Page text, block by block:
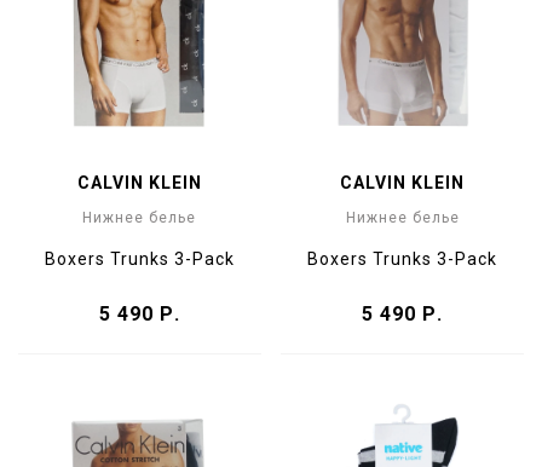
CALVIN KLEIN
Нижнее белье
Boxers Trunks 3-Pack
5 490 Р.
CALVIN KLEIN
Нижнее белье
Boxers Trunks 3-Pack
5 490 Р.